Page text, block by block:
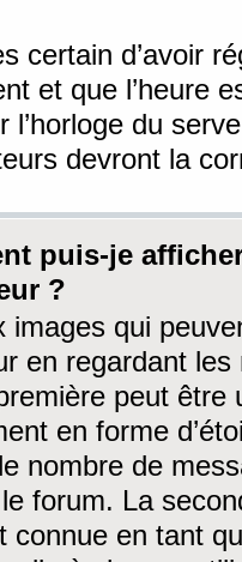
certain d’avoir
et que l’heure
l’horloge du
devront la
puis-je
?
images qui
en regardant
peut être
en forme
nombre de
forum. La
connue en tant